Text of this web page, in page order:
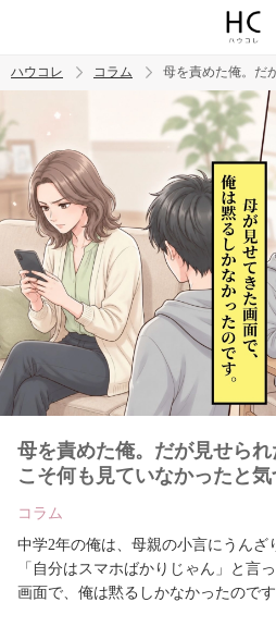
トレンド ワード
男の本音 男ウケ NG行動 彼女
ハウコレ コラム 母を責めた俺。だ
母を責めた俺。だが見せら
こそ何も見ていなかったと
コラム
中学2年の俺は、母親の小言にうんざ
「自分はスマホばかりじゃん」と言
画面で、俺は黙るしかなかったのです